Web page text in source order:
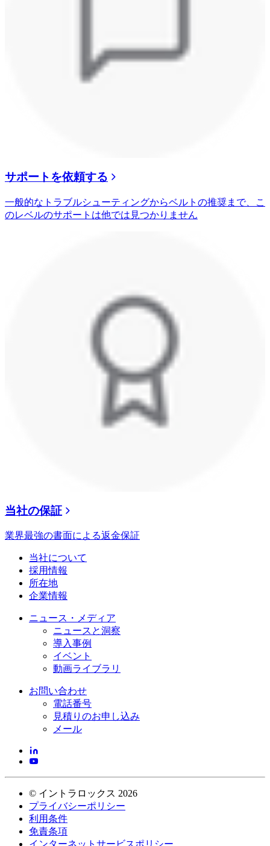
サポートを依頼する
一般的なトラブルシューティングからベルトの推奨まで、こ
のレベルのサポートは他では見つかりません
当社の保証
業界最強の書面による返金保証
当社について
採用情報
所在地
企業情報
ニュース・メディア
ニュースと洞察
導入事例
イベント
動画ライブラリ
お問い合わせ
電話番号
見積りのお申し込み
メール
© イントラロックス 2026
プライバシーポリシー
利用条件
免責条項